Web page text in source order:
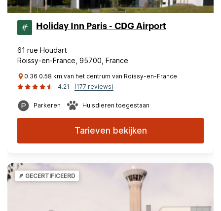
Holiday Inn Paris - CDG Airport
61 rue Houdart
Roissy-en-France, 95700, France
0.36 0.58 km van het centrum van Roissy-en-France
4.21
(177 reviews)
Parkeren Huisdieren toegestaan
Tarieven bekijken
GECERTIFICEERD